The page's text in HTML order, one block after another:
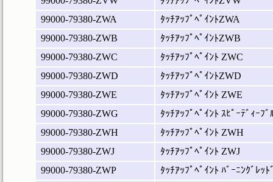
99000-79380-ZWA
ﾀｯﾁｱｯﾌﾟﾍﾟｲﾝﾄZWA
99000-79380-ZWB
ﾀｯﾁｱｯﾌﾟﾍﾟｲﾝﾄZWB
99000-79380-ZWC
ﾀｯﾁｱｯﾌﾟﾍﾟｲﾝﾄ ZWC
99000-79380-ZWD
ﾀｯﾁｱｯﾌﾟﾍﾟｲﾝﾄZWD
99000-79380-ZWE
ﾀｯﾁｱｯﾌﾟﾍﾟｲﾝﾄ ZWE
99000-79380-ZWG
ﾀｯﾁｱｯﾌﾟﾍﾟｲﾝﾄ ｽﾋﾟｰﾃﾞｨｰﾌﾞ
99000-79380-ZWH
ﾀｯﾁｱｯﾌﾟﾍﾟｲﾝﾄ ZWH
99000-79380-ZWJ
ﾀｯﾁｱｯﾌﾟﾍﾟｲﾝﾄ ZWJ
99000-79380-ZWP
ﾀｯﾁｱｯﾌﾟﾍﾟｲﾝﾄ ﾊﾞｰﾆﾝｸﾞﾚｯﾄ